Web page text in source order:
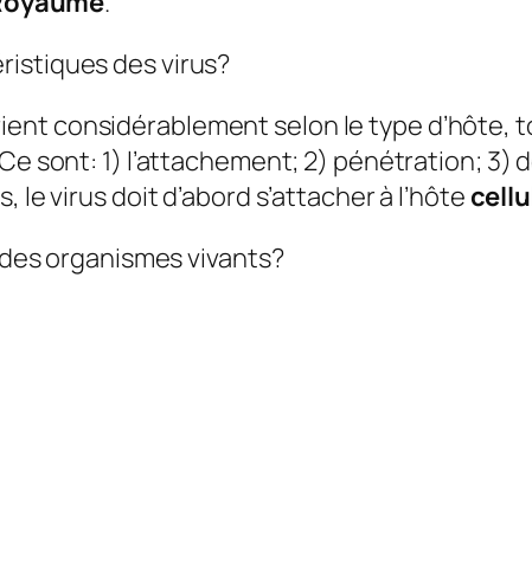
des virus?
considérablement selon le type d’hôte,
sont: 1) l’attachement; 2) pénétration; 3)
virus doit d’abord s’attacher à l’hôte
organismes vivants?